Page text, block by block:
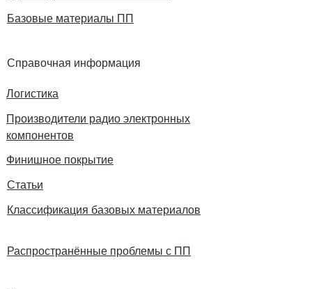
Справочная информация
Статьи
Классификация базовых материалов
Распространённые проблемы с ПП
Базовые материалы ПП
Логистика
Финишное покрытие
Производители радио электронных
компонентов